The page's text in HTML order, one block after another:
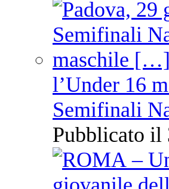
l’Under 16
Semifinali
Pubblicato il